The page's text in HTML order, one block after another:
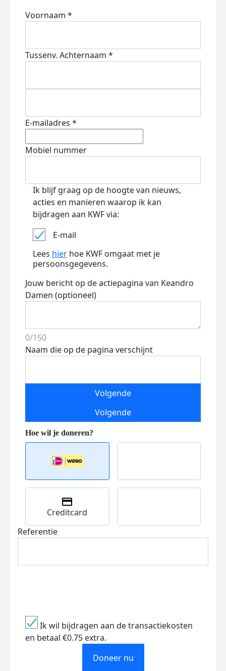
Voornaam *
Tussenv. Achternaam *
E-mailadres *
Mobiel nummer
Ik blijf graag op de hoogte van nieuws,
acties en manieren waarop ik kan
bijdragen aan KWF via:
E-mail
Lees hier hoe KWF omgaat met je
persoonsgegevens.
Jouw bericht op de actiepagina van Keandro
Damen (optioneel)
0/150
Naam die op de pagina verschijnt
Volgende
Volgende
Creditcard
Referentie
Ik wil bijdragen aan de transactiekosten
en betaal €0.75 extra.
Doneer nu